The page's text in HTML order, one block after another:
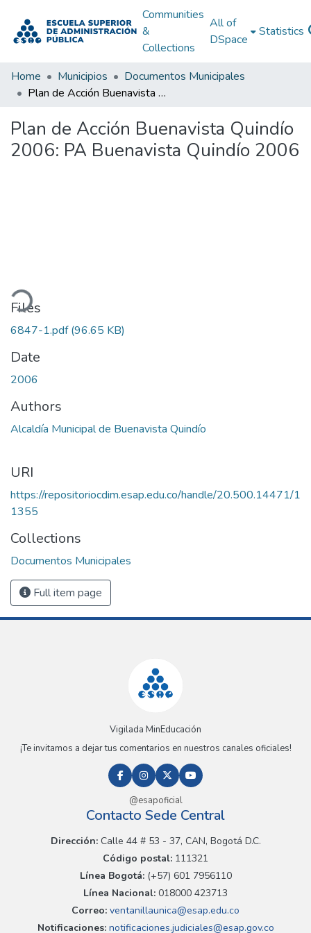
Communities
&
Collections
All of
DSpace
Statistics
Home Municipios
Documentos Municipales
Plan de Acción Buenavista Quindío 2006: PA Buenavista Quindío 2006
Plan de Acción Buenavista Quindío
2006: PA Buenavista Quindío 2006
Files
6847-1.pdf(96.65 KB)
Date
2006
Authors
Alcaldía Municipal de Buenavista Quindío
URI
https://repositoriocdim.esap.edu.co/handle/20.500.14471/1
1355
Collections
Documentos Municipales
Full item page
Vigilada MinEducación
¡Te invitamos a dejar tus comentarios en nuestros canales oficiales!
@esapoficial
Contacto Sede Central
Dirección:Calle 44 # 53 - 37, CAN, Bogotá D.C.
Código postal: 111321
Línea Bogotá:(+57) 601 7956110
Línea Nacional: 018000 423713
Correo: ventanillaunica@esap.edu.co
Notificaciones:notificaciones.judiciales@esap.gov.co